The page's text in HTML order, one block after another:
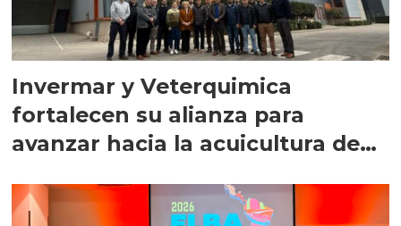
Invermar y Veterquimica
fortalecen su alianza para
avanzar hacia la acuicultura de